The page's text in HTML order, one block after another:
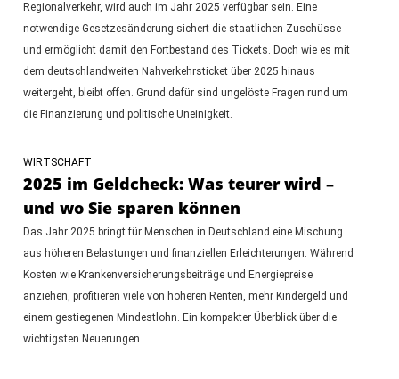
Regionalverkehr, wird auch im Jahr 2025 verfügbar sein. Eine
notwendige Gesetzesänderung sichert die staatlichen Zuschüsse
und ermöglicht damit den Fortbestand des Tickets. Doch wie es mit
dem deutschlandweiten Nahverkehrsticket über 2025 hinaus
weitergeht, bleibt offen. Grund dafür sind ungelöste Fragen rund um
die Finanzierung und politische Uneinigkeit.
WIRTSCHAFT
2025 im Geldcheck: Was teurer wird –
und wo Sie sparen können
Das Jahr 2025 bringt für Menschen in Deutschland eine Mischung
aus höheren Belastungen und finanziellen Erleichterungen. Während
Kosten wie Krankenversicherungsbeiträge und Energiepreise
anziehen, profitieren viele von höheren Renten, mehr Kindergeld und
einem gestiegenen Mindestlohn. Ein kompakter Überblick über die
wichtigsten Neuerungen.